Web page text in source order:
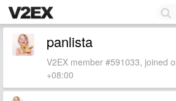
panlista
V2EX member #591033, joined
+08:00